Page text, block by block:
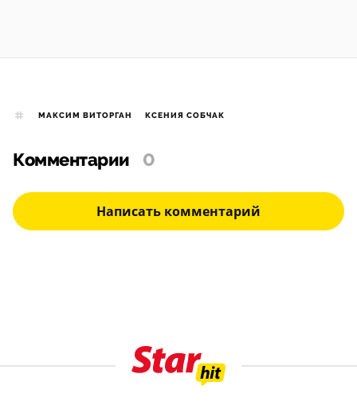
МАКСИМ ВИТОРГАН КСЕНИЯ СОБЧАК
Комментарии 0
Написать комментарий